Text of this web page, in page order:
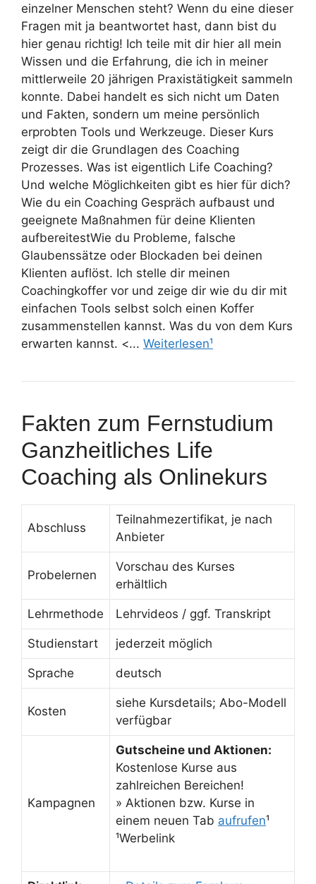
einzelner Menschen steht? Wenn du eine dieser
Fragen mit ja beantwortet hast, dann bist du
hier genau richtig! Ich teile mit dir hier all mein
Wissen und die Erfahrung, die ich in meiner
mittlerweile 20 jährigen Praxistätigkeit sammeln
konnte. Dabei handelt es sich nicht um Daten
und Fakten, sondern um meine persönlich
erprobten Tools und Werkzeuge. Dieser Kurs
zeigt dir die Grundlagen des Coaching
Prozesses. Was ist eigentlich Life Coaching?
Und welche Möglichkeiten gibt es hier für dich?
Wie du ein Coaching Gespräch aufbaust und
geeignete Maßnahmen für deine Klienten
aufbereitestWie du Probleme, falsche
Glaubenssätze oder Blockaden bei deinen
Klienten auflöst. Ich stelle dir meinen
Coachingkoffer vor und zeige dir wie du dir mit
einfachen Tools selbst solch einen Koffer
zusammenstellen kannst. Was du von dem Kurs
erwarten kannst. <... Weiterlesen¹
Fakten zum Fernstudium
Ganzheitliches Life
Coaching als Onlinekurs
Abschluss
Teilnahmezertifikat, je nach
Anbieter
Probelernen
Vorschau des Kurses
erhältlich
Lehrmethode Lehrvideos / ggf. Transkript
Studienstart jederzeit möglich
Sprache deutsch
Kosten
siehe Kursdetails; Abo-Modell
verfügbar
Kampagnen
Gutscheine und Aktionen:
Kostenlose Kurse aus
zahlreichen Bereichen!
» Aktionen bzw. Kurse in
einem neuen Tab aufrufen¹
¹Werbelink